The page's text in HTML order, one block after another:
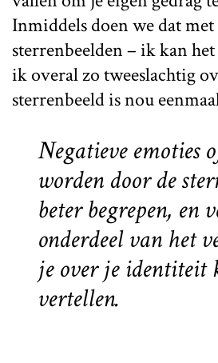
Inmiddels doen we dat
sterrenbeelden – ik kan
ik overal zo tweeslachtig
sterrenbeeld is nou
Negatieve emoties
worden door de
beter begrepen, en
onderdeel van het
je over je identiteit
vertellen.